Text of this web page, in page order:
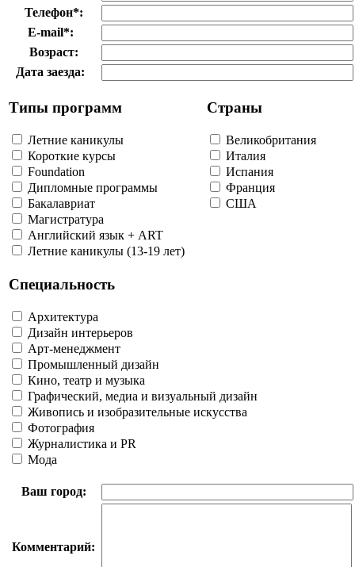
Телефон*:
E-mail*:
Возраст:
Дата заезда:
Типы программ
Летние каникулы
Короткие курсы
Foundation
Дипломные программы
Бакалавриат
Магистратура
Английский язык + ART
Летние каникулы (13-19 лет)
Страны
Великобритания
Италия
Испания
Франция
США
Специальность
Архитектура
Дизайн интерьеров
Арт-менеджмент
Промышленный дизайн
Кино, театр и музыка
Графический, медиа и визуальный дизайн
Живопись и изобразительные искусства
Фотография
Журналистика и PR
Мода
Ваш город:
Комментарий: